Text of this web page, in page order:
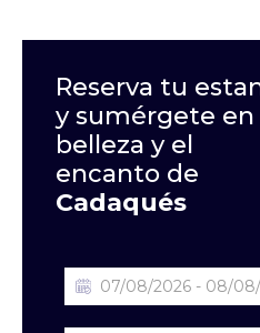
Reserva tu
y sumérgete en
belleza y el
encanto de
Cadaqués